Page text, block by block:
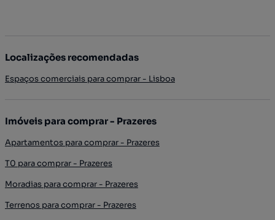
Localizações recomendadas
Espaços comerciais para comprar - Lisboa
Imóveis para comprar - Prazeres
Apartamentos para comprar - Prazeres
T0 para comprar - Prazeres
Moradias para comprar - Prazeres
Terrenos para comprar - Prazeres